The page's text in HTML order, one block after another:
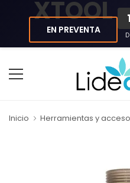
XTOOL
EN PREVENTA
Inicio Herramientas y